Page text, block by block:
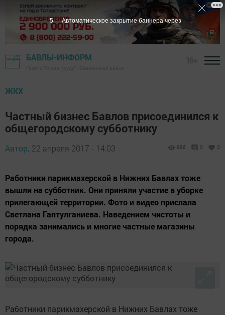
БАВЛЫ-ИНФОРМ
ЖКХ
Частный бизнес Бавлов присоединился к
общегородскому субботнику
Автор, 22 апреля 2017 - 14:03 886 0 0
Работники парикмахерской в Нижних Бавлах тоже
вышли на субботник. Они приняли участие в уборке
прилегающей территории. Фото и видео прислала
Светлана Гаптулганиева. Наведением чистоты и
порядка занимались и многие частные магазины
города.
Работники парикмахерской в Нижних Бавлах тоже
4 Автоматическое закрытие баннера через